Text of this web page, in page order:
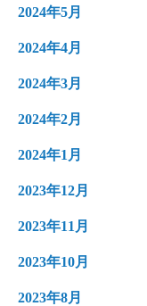
2024年5月
2024年4月
2024年3月
2024年2月
2024年1月
2023年12月
2023年11月
2023年10月
2023年8月